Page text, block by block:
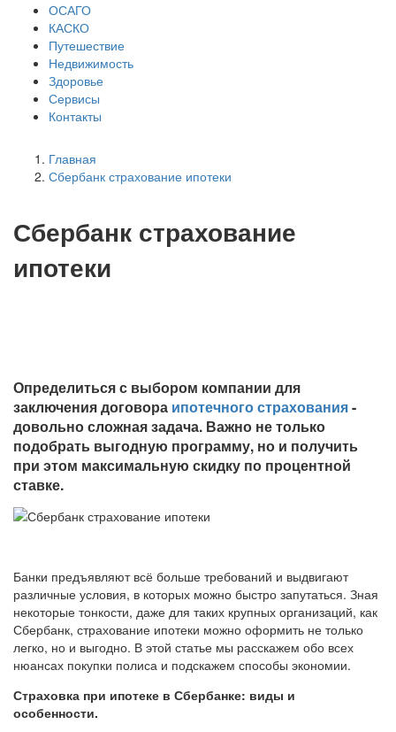
ОСАГО
КАСКО
Путешествие
Недвижимость
Здоровье
Сервисы
Контакты
Главная
Сбербанк страхование ипотеки
Сбербанк страхование
ипотеки
Определиться с выбором компании для
заключения договора ипотечного страхования-
довольно сложная задача. Важно не только
подобрать выгодную программу, но и получить
при этом максимальную скидку по процентной
ставке.
Банки предъявляют всё больше требований и выдвигают
различные условия, в которых можно быстро запутаться. Зная
некоторые тонкости, даже для таких крупных организаций, как
Сбербанк, страхование ипотеки можно оформить не только
легко, но и выгодно. В этой статье мы расскажем обо всех
нюансах покупки полиса и подскажем способы экономии.
Страховка при ипотеке в Сбербанке: виды и
особенности.